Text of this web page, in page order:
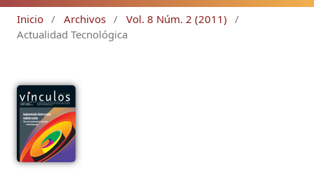
Inicio / Archivos / Vol. 8 Núm. 2 (2011)
/
Actualidad Tecnológica